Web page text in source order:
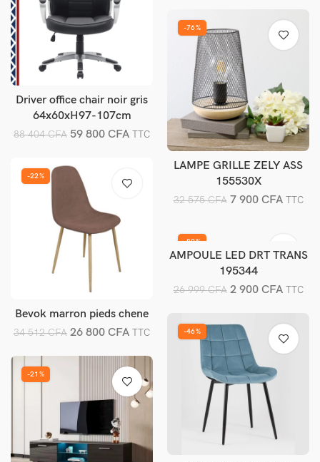
Ajouter au panier
Driver office chair noir gris
64x60xH97-107cm
88 404CFA 59 800 CFA TTC
-76%
Ajouter au panier
LAMPE GRILLE ZELY ASS
155530X
32 575CFA 7 900 CFA TTC
-22%
Ajouter au panier
Bevok marron pieds chene
34 512CFA 26 800 CFA TTC
-89%
Ajouter au panier
AMPOULE LED DRT TRANS
195344
26 999CFA 2 900 CFA TTC
-46%
-21%